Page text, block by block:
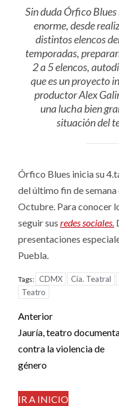
Sin duda Órfico
enorme, desde
distintos elencos
temporadas,
2 a 5 elencos,
que es un proyecto
productor Alex
una lucha bien
situación del
Órfico Blues inicia su
del último fin de
Octubre. Para conocer
seguir sus redes sociales.
presentaciones
Puebla.
Tags: CDMX Cía. Teatral
Teatro
Post
navigation
Anterior
Jauría, teatro
contra la violencia de
género
IR A INICIO